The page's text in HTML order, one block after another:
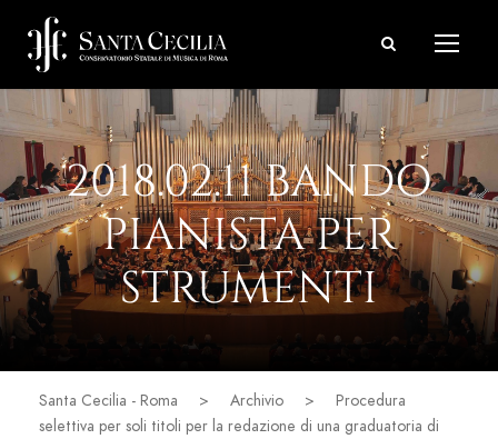
2018.02.11 BANDO
PIANISTA PER
STRUMENTI
Santa Cecilia - Roma > Archivio >
Procedura
selettiva per soli titoli per la redazione di una graduatoria di